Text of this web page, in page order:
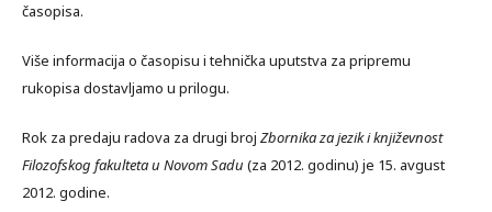
časopisa.
Više informacija o časopisu i tehnička uputstva za pripremu
rukopisa dostavljamo u prilogu.
Rok za predaju radova za drugi broj Zbornika za jezik i književnost
Filozofskog fakulteta u Novom Sadu (za 2012. godinu) je 15. avgust
2012. godine.